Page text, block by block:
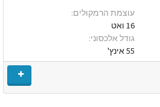
עוצמת הרמקולים:
16 ואט
גודל אלכסוני:
55 אינץ'